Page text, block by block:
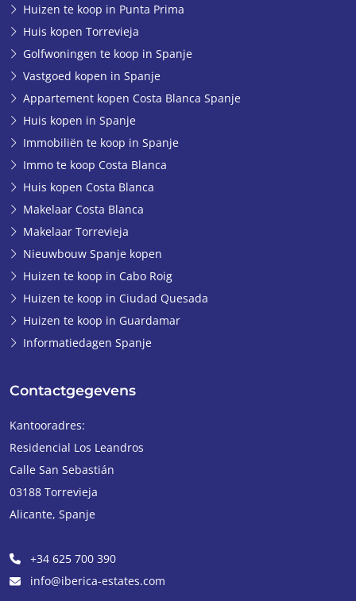
Huizen te koop in Punta Prima
Huis kopen Torrevieja
Golfwoningen te koop in Spanje
Vastgoed kopen in Spanje
Appartement kopen Costa Blanca Spanje
Huis kopen in Spanje
Immobiliën te koop in Spanje
Immo te koop Costa Blanca
Huis kopen Costa Blanca
Makelaar Costa Blanca
Makelaar Torrevieja
Nieuwbouw Spanje kopen
Huizen te koop in Cabo Roig
Huizen te koop in Ciudad Quesada
Huizen te koop in Guardamar
Informatiedagen Spanje
Contactgegevens
Kantooradres:
Residencial Los Leandros
Calle San Sebastián
03188 Torrevieja
Alicante, Spanje
+34 625 700 390
info@iberica-estates.com